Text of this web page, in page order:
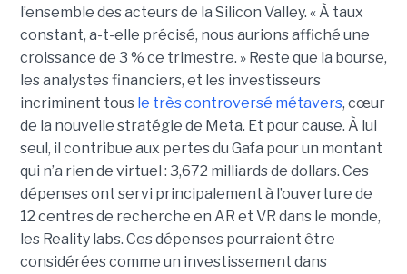
l’ensemble des acteurs de la Silicon Valley. « À taux
constant, a-t-elle précisé, nous aurions affiché une
croissance de 3 % ce trimestre. » Reste que la bourse,
les analystes financiers, et les investisseurs
incriminent tous le très controversé métavers, cœur
de la nouvelle stratégie de Meta. Et pour cause. À lui
seul, il contribue aux pertes du Gafa pour un montant
qui n’a rien de virtuel : 3,672 milliards de dollars. Ces
dépenses ont servi principalement à l’ouverture de
12 centres de recherche en AR et VR dans le monde,
les Reality labs. Ces dépenses pourraient être
considérées comme un investissement dans